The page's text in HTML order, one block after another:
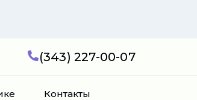
(343) 227-00-07
Контакты